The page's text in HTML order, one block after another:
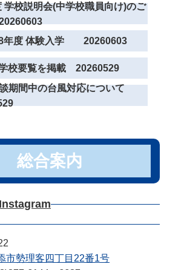
学校説明会(中学校職員向け)のご
年度 体験入学 20260603
校要覧を掲載 20260529
期間中の台風対応について
総合案内
市勢理客四丁目22番1号